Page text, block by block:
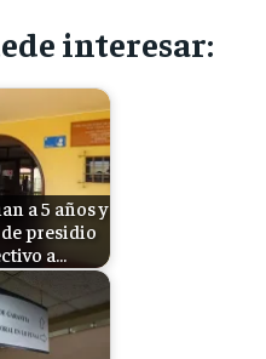
interesar:
a 5 años y
presidio
a…